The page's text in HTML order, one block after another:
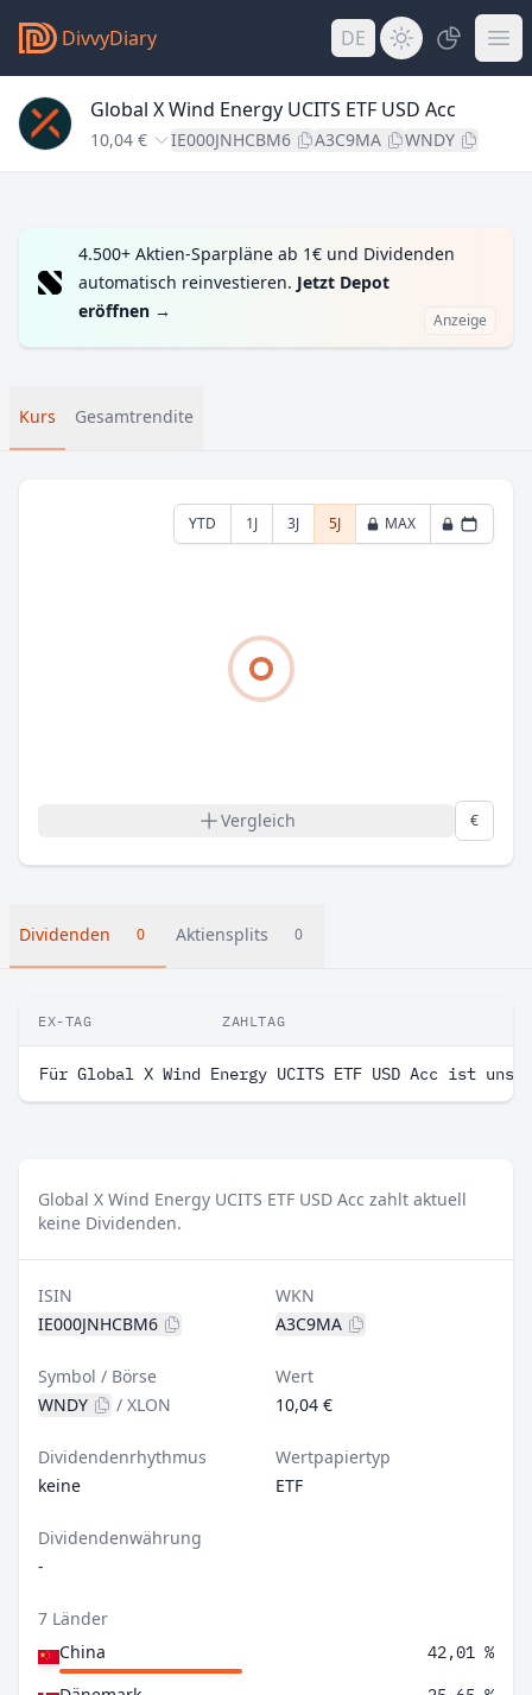
DivvyDiary DE
Global X Wind Energy UCITS ETF USD Acc
10,04 € IE000JNHCBM6 A3C9MA WNDY
4.500+ Aktien-Sparpläne ab 1€ und Dividenden
automatisch reinvestieren. Jetzt Depot
eröffnen → Anzeige
Kurs Gesamtrendite
YTD 1J 3J 5J MAX
Vergleich €
Dividenden 0 Aktiensplits 0
EX-TAG ZAHLTAG
Für Global X Wind Energy UCITS ETF USD Acc ist
Global X Wind Energy UCITS ETF USD Acc zahlt aktuell
keine Dividenden.
ISIN
IE000JNHCBM6
WKN
A3C9MA
Symbol / Börse
WNDY
/ XLON
Wert
10,04 €
Dividendenrhythmus
keine
Wertpapiertyp
ETF
Dividendenwährung
-
7 Länder
China
42,01 %